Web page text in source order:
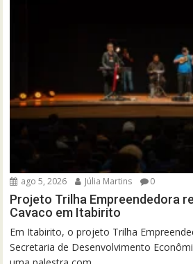
ago 5, 2026 Júlia Martins 0
Projeto Trilha Empreendedora
Cavaco em Itabirito
Em Itabirito, o projeto Trilha
Secretaria de Desenvolvimento